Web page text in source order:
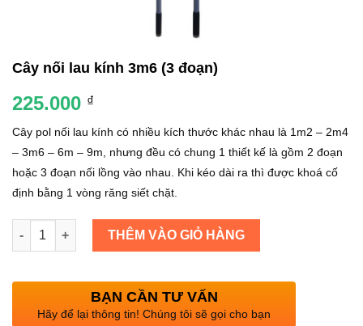
Cây nối lau kính 3m6 (3 đoạn)
225.000 ₫
Cây pol nối lau kính có nhiều kích thước khác nhau là 1m2 – 2m4
– 3m6 – 6m – 9m, nhưng đều có chung 1 thiết kế là gồm 2 đoạn
hoặc 3 đoạn nối lồng vào nhau. Khi kéo dài ra thì được khoá cố
định bằng 1 vòng răng siết chặt.
Số lượng
THÊM VÀO GIỎ HÀNG
BẠN CẦN TƯ VẤN
Hãy để lại thông tin! Chúng tôi sẽ gọi cho bạn